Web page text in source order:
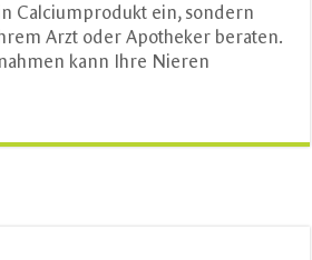
Calciumprodukt ein, sondern
Arzt oder Apotheker beraten.
kann Ihre Nieren